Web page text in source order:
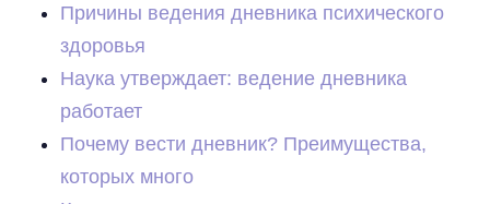
Причины ведения дневника психического
здоровья
Наука утверждает: ведение дневника
работает
Почему вести дневник? Преимущества,
которых много